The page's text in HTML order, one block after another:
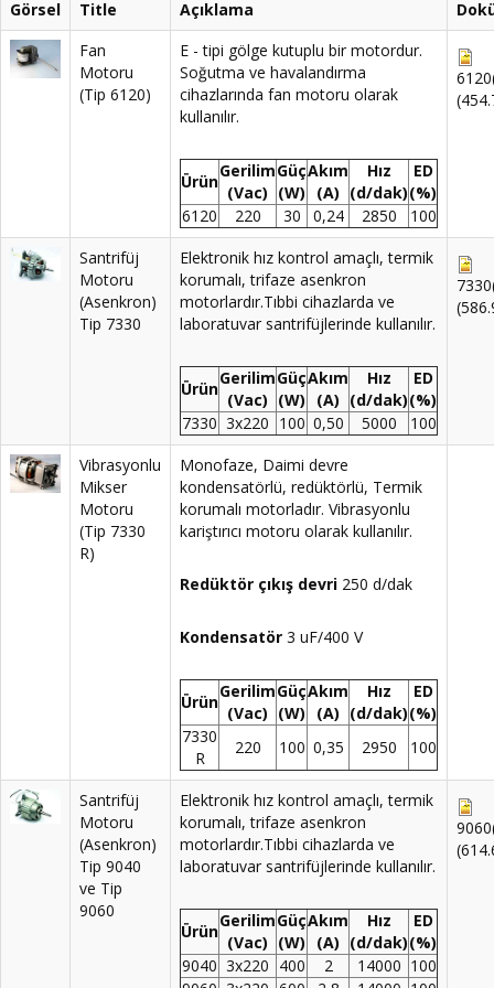
Görsel Title Açıklama
Fan
Motoru
(Tip 6120)
E - tipi gölge kutuplu bir motordur.
Soğutma ve havalandırma
cihazlarında fan motoru olarak
kullanılır.
Ürün
Gerilim
(Vac)
Güç
(W)
Akım
(A)
Hız
(d/dak)
ED
(%)
6120
220 30 0,24 2850 100
Santrifüj
Motoru
(Asenkron)
Tip 7330
Elektronik hız kontrol amaçlı, termik
korumalı, trifaze asenkron
motorlardır.Tıbbi cihazlarda ve
laboratuvar santrifüjlerinde kullanılır.
Ürün
Gerilim
(Vac)
Güç
(W)
Akım
(A)
Hız
(d/dak)
ED
(%)
7330 3x220 100 0,50 5000 100
Vibrasyonlu
Mikser
Motoru
(Tip 7330
R)
Monofaze, Daimi devre
kondensatörlü, redüktörlü, Termik
korumalı motorladır. Vibrasyonlu
kariştırıcı motoru olarak kullanılır.
Redüktör çıkış devri 250 d/dak
Kondensatör 3 uF/400 V
Ürün
Gerilim
(Vac)
Güç
(W)
Akım
(A)
Hız
(d/dak)
ED
(%)
7330
R
220 100 0,35 2950 100
Santrifüj
Motoru
(Asenkron)
Tip 9040
ve Tip
9060
Elektronik hız kontrol amaçlı, termik
korumalı, trifaze asenkron
motorlardır.Tıbbi cihazlarda ve
laboratuvar santrifüjlerinde kullanılır.
Ürün
Gerilim
(Vac)
Güç
(W)
Akım
(A)
Hız
(d/dak)
ED
(%)
9040 3x220 400 2 14000 100